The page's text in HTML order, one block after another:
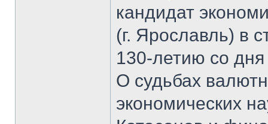
кандидат
(г. Ярославль) в
130-летию со
О судьбах
экономических